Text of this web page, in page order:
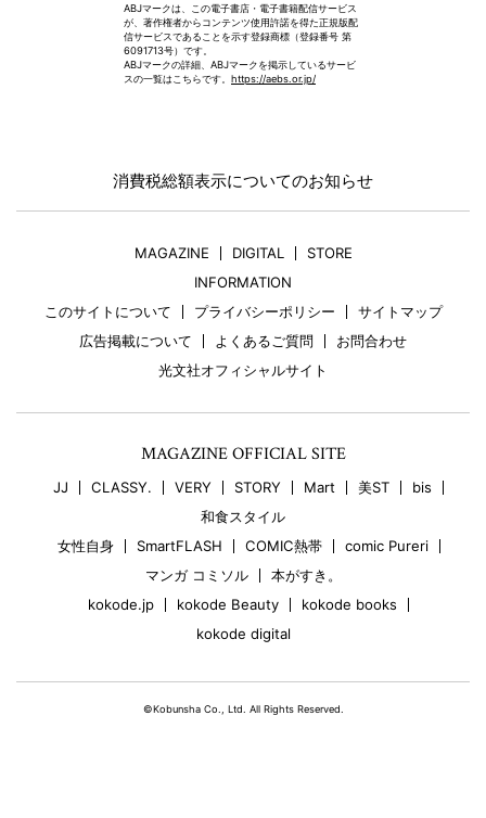
ABJマークは、この電子書店・電子書籍配信サービス
が、著作権者からコンテンツ使用許諾を得た正規版配
信サービスであることを示す登録商標（登録番号 第
6091713号）です。
ABJマークの詳細、ABJマークを掲示しているサービ
スの一覧はこちらです。 https://aebs.or.jp/
消費税総額表示についてのお知らせ
MAGAZINE DIGITAL
STORE
INFORMATION
このサイトについて
プライバシーポリシー
サイトマップ
広告掲載について
よくあるご質問
お問合わせ
光文社オフィシャルサイト
MAGAZINE OFFICIAL SITE
JJ CLASSY. VERY STORY Mart 美ST
bis
和食スタイル
女性自身
SmartFLASH COMIC熱帯
comic Pureri
マンガ コミソル
本がすき。
kokode.jp
kokode Beauty
kokode books
kokode digital
©Kobunsha Co., Ltd. All Rights Reserved.